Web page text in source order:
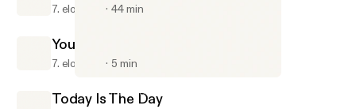
Gavin Chase Podcast
7. elo 2017 44 min
Your Room Is Your Life
7. elo 2017 5 min
Today Is The Day